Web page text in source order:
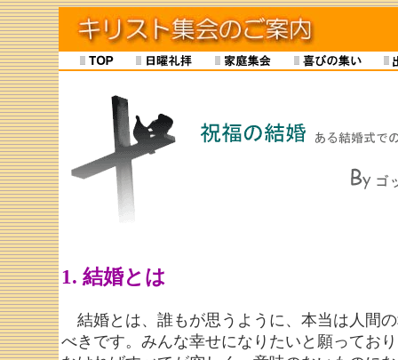
1. 結婚とは
結婚とは、誰もが思うように、本当は人間
べきです。みんな幸せになりたいと願ってお